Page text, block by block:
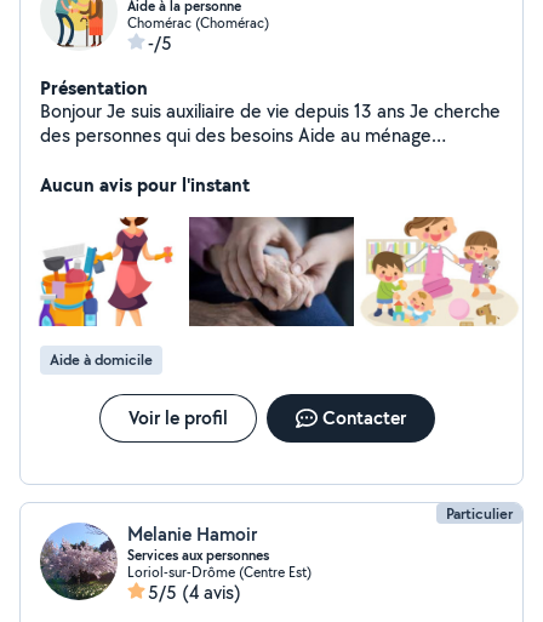
Aide à la personne
Chomérac (Chomérac)
-/5
Présentation
Bonjour Je suis auxiliaire de vie depuis 13 ans Je cherche
des personnes qui des besoins Aide au ménage
coucher Prise de médicaments Promenade Je peux
répondre à votre demande
Aucun avis pour l'instant
Aide à domicile
Voir le profil Contacter
Particulier
Melanie Hamoir
Services aux personnes
Loriol-sur-Drôme (Centre Est)
5/5 (4 avis)